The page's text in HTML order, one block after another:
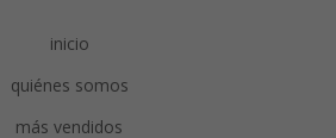
inicio
quiénes somos
más vendidos